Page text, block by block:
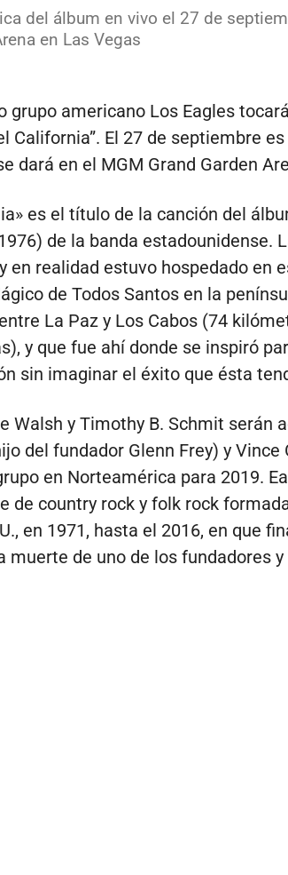
del álbum en vivo el 27 de
en Las Vegas
grupo americano Los Eagles
California”. El 27 de septiembre
dará en el MGM Grand Garden
es el título de la canción del
de la banda estadounidense.
en realidad estuvo hospedado en
de Todos Santos en la
La Paz y Los Cabos (74
y que fue ahí donde se inspiró
sin imaginar el éxito que ésta
Walsh y Timothy B. Schmit serán
del fundador Glenn Frey) y Vince
en Norteamérica para 2019.
de country rock y folk rock
en 1971, hasta el 2016, en que
muerte de uno de los fundadores